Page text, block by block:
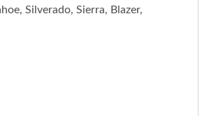
Silverado, Sierra, Blazer,